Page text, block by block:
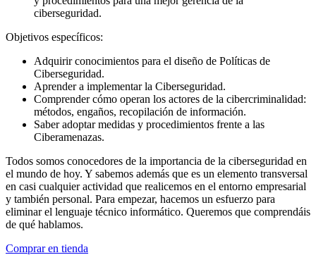
ciberseguridad.
Objetivos específicos:
Adquirir conocimientos para el diseño de Políticas de
Ciberseguridad.
Aprender a implementar la Ciberseguridad.
Comprender cómo operan los actores de la cibercriminalidad:
métodos, engaños, recopilación de información.
Saber adoptar medidas y procedimientos frente a las
Ciberamenazas.
Todos somos conocedores de la importancia de la ciberseguridad en
el mundo de hoy. Y sabemos además que es un elemento transversal
en casi cualquier actividad que realicemos en el entorno empresarial
y también personal. Para empezar, hacemos un esfuerzo para
eliminar el lenguaje técnico informático. Queremos que comprendáis
de qué hablamos.
Comprar en tienda